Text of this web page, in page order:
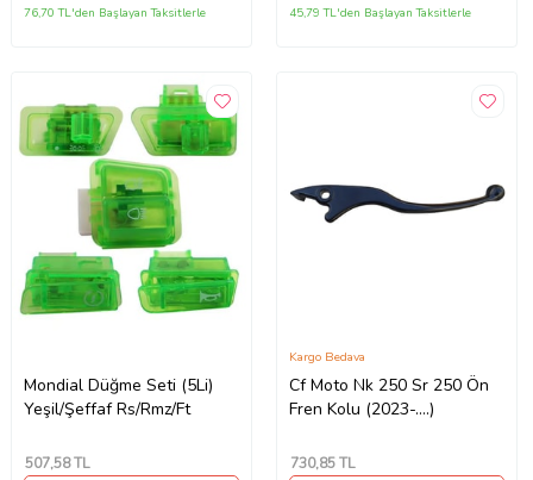
76,70 TL'den Başlayan Taksitlerle 45,79 TL'den Başlayan Taksitlerle
Mondial Düğme Seti (5Li)
Yeşil/Şeffaf Rs/Rmz/Ft
507,58 TL
Cf Moto Nk 250 Sr 250 Ön
Fren Kolu (2023-....)
Kargo Bedava
730,85 TL